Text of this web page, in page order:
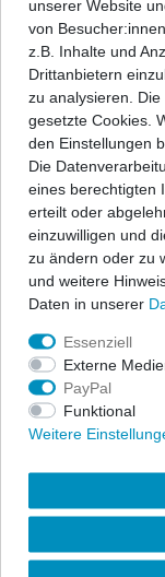
Angaben
ap Sportfahrwerke
Sicherheit zu einem
Ein festes,
bewährten ap-
Komplettfahrwerk
Der Lieferumfang
Stoßdämpfer. Alle
Serienfahrwerk
sind. Wir liefern
Komplettfahrwerken
progressiver
Sportdämpfer
stark reduziert und
wesentlich
übermitteln Ihnen
Fahrdynamik.
sportliche Optik und
Die
Fahrversuch
ansprechenden
unserer Website
von
z.B. Inhalte und
Drittanbietern
zu analysieren.
gesetzte Cookies.
den Einstellungen
Die
eines berechtigten
erteilt oder
einzuwilligen und
zu ändern oder zu
und weitere
Daten in unserer
Essenziell
Externe
PayPal
Funktional
Weitere